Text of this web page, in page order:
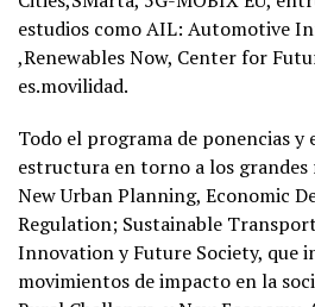
estudios como AIL: Automotive
,Renewables Now, Center for
es.movilidad.
Todo el programa de ponencias y
estructura en torno a los grandes
New Urban Planning, Economic
Regulation; Sustainable
Innovation y Future Society, que
movimientos de impacto en la